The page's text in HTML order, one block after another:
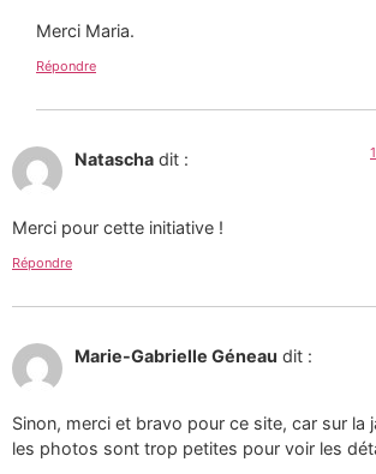
Merci Maria.
Répondre
Natascha dit :
Merci pour cette initiative !
Répondre
Marie-Gabrielle Géneau dit :
Sinon, merci et bravo pour ce site, car sur la
les photos sont trop petites pour voir les